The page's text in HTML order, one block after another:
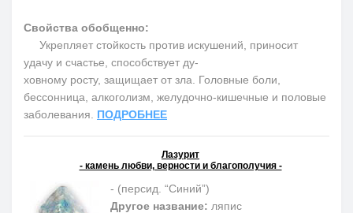
Свойства обобщенно:
Укрепляет стойкость против искушений, приносит
удачу и счастье, способствует ду-
ховному росту, защищает от зла. Головные боли,
бессонница, алкоголизм, желудочно-кишечные и половые
заболевания. ПОДРОБНЕЕ
Лазурит
- камень любви, верности и благополучия -
- (персид. “Синий”)
Другое название: ляпис